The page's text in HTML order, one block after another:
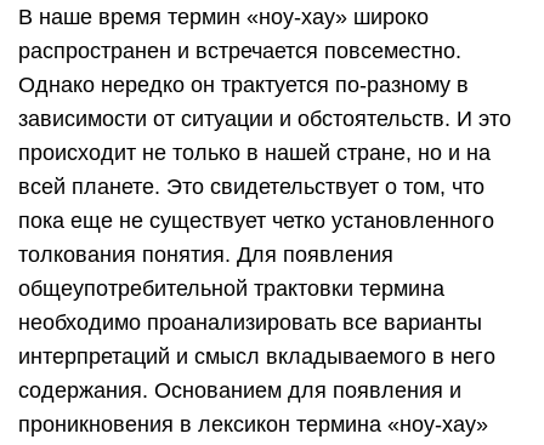
В наше время термин «ноу-хау» широко
распространен и встречается повсеместно.
Однако нередко он трактуется по-разному в
зависимости от ситуации и обстоятельств. И это
происходит не только в нашей стране, но и на
всей планете. Это свидетельствует о том, что
пока еще не существует четко установленного
толкования понятия. Для появления
общеупотребительной трактовки термина
необходимо проанализировать все варианты
интерпретаций и смысл вкладываемого в него
содержания. Основанием для появления и
проникновения в лексикон термина «ноу-хау»